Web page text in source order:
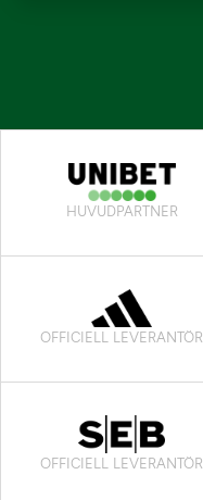
HUVUDPARTNER
OFFICIELL LEVERANTÖR
OFFICIELL LEVERANTÖR